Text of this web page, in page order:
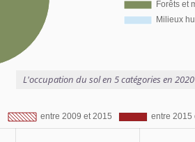
L'occupation du sol en 5 catégories en 2020